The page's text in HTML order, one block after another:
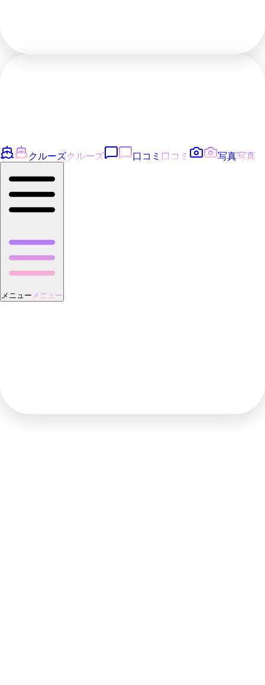
クルーズクルーズ 口コミ 口コミ 写真写真
メニュー メニュー